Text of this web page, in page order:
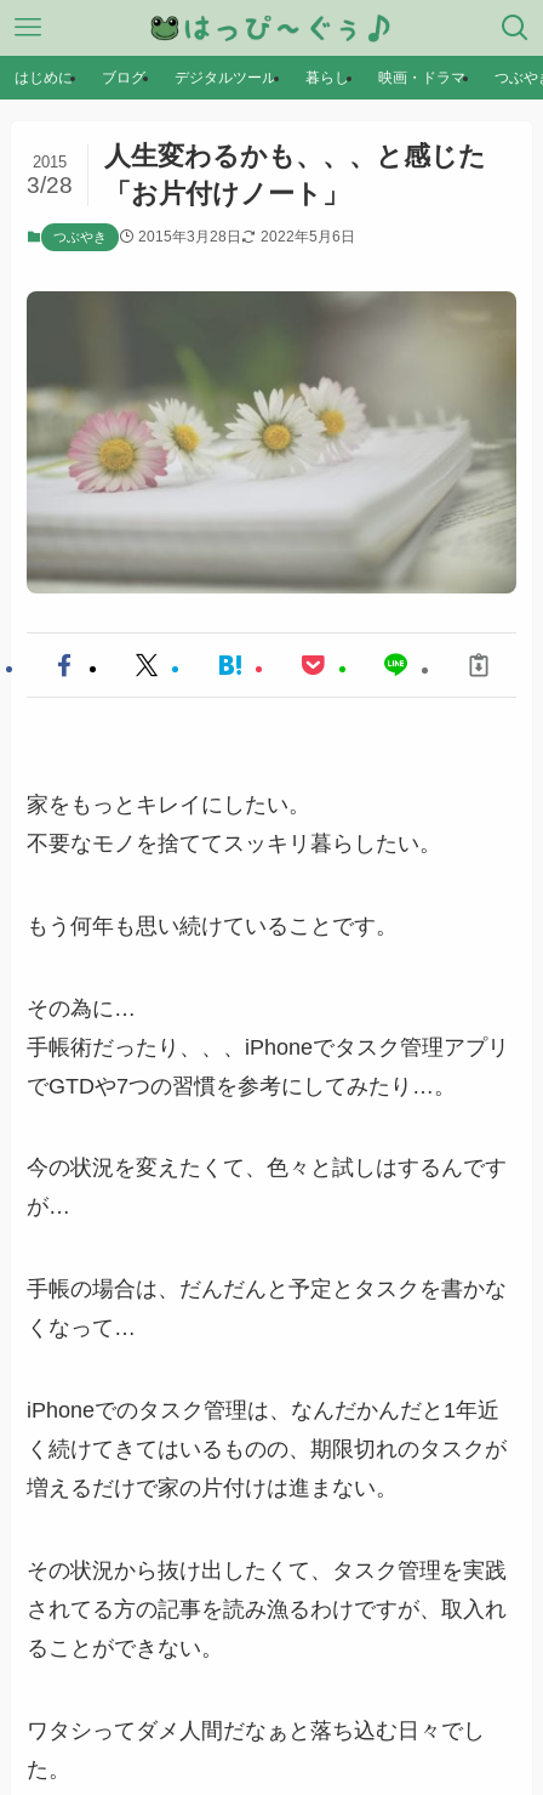
はじめに ブログ デジタルツール 暮らし 映画・ドラマ つぶや
人生変わるかも、、、と感じた
「お片付けノート」
2015
3/28
つぶやき 2015年3月28日 2022年5月6日
家をもっとキレイにしたい。
不要なモノを捨ててスッキリ暮らしたい。
もう何年も思い続けていることです。
その為に…
手帳術だったり、、、iPhoneでタスク管理アプリ
でGTDや7つの習慣を参考にしてみたり…。
今の状況を変えたくて、色々と試しはするんです
が…
手帳の場合は、だんだんと予定とタスクを書かな
くなって…
iPhoneでのタスク管理は、なんだかんだと1年近
く続けてきてはいるものの、期限切れのタスクが
増えるだけで家の片付けは進まない。
その状況から抜け出したくて、タスク管理を実践
されてる方の記事を読み漁るわけですが、取入れ
ることができない。
ワタシってダメ人間だなぁと落ち込む日々でし
た。